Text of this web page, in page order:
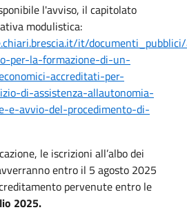
l'avviso, il capitolato
modulistica:
it/
per-la-formazione-di-un-
accreditati-per-
di-assistenza-allautonomia-
e-avvio-del-procedimento-di-
le iscrizioni all’albo dei
entro il 5 agosto 2025
pervenute entro le
2025.